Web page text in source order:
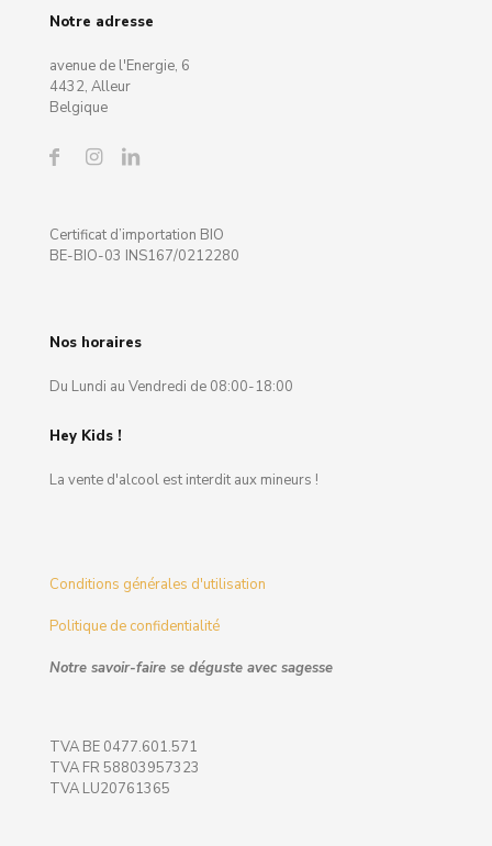
Notre adresse
avenue de l'Energie, 6
4432, Alleur
Belgique
Certificat d’importation BIO
BE-BIO-03 INS167/0212280
Nos horaires
Du Lundi au Vendredi de 08:00-18:00
Hey Kids !
La vente d'alcool est interdit aux mineurs !
Conditions générales d'utilisation
Politique de confidentialité
Notre savoir-faire se déguste avec sagesse
TVA BE 0477.601.571
TVA FR 58803957323
TVA LU20761365